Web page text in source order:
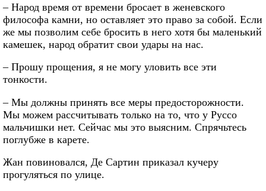
– Народ время от времени бросает в женевского
философа камни, но оставляет это право за собой. Если
же мы позволим себе бросить в него хотя бы маленький
камешек, народ обратит свои удары на нас.
– Прошу прощения, я не могу уловить все эти
тонкости.
– Мы должны принять все меры предосторожности.
Мы можем рассчитывать только на то, что у Руссо
мальчишки нет. Сейчас мы это выясним. Спрячьтесь
поглубже в карете.
Жан повиновался, Де Сартин приказал кучеру
прогуляться по улице.